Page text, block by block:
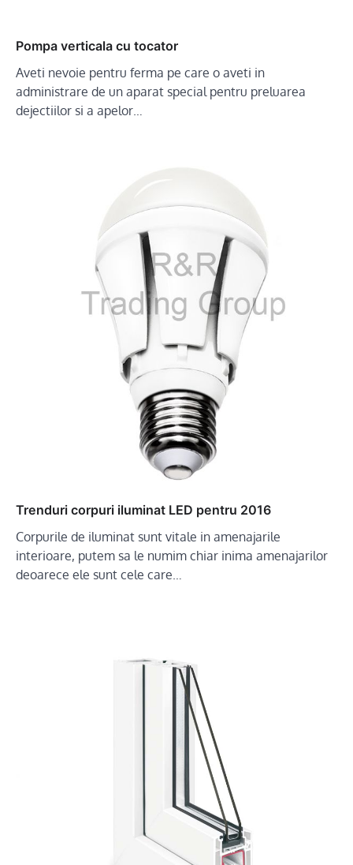
Pompa verticala cu tocator
Aveti nevoie pentru ferma pe care o aveti in
administrare de un aparat special pentru preluarea
dejectiilor si a apelor…
Trenduri corpuri iluminat LED pentru 2016
Corpurile de iluminat sunt vitale in amenajarile
interioare, putem sa le numim chiar inima amenajarilor
deoarece ele sunt cele care…